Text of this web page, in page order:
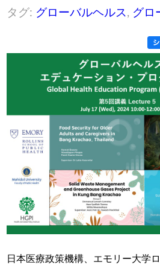
タグ: グローバルヘルス, グロ
日本医療政策機構、エモリー大学